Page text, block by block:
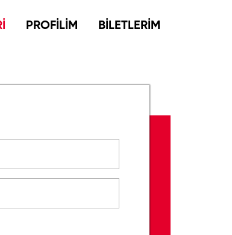
PROFİLİM BİLETLERİM